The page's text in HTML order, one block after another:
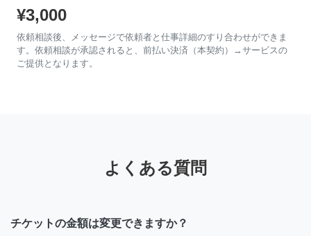
¥3,000
依頼相談後、メッセージで依頼者と仕事詳細のすり合わせができま
す。依頼相談が承認されると、前払い決済（本契約）→サービスの
ご提供となります。
よくある質問
チケットの金額は変更できますか？